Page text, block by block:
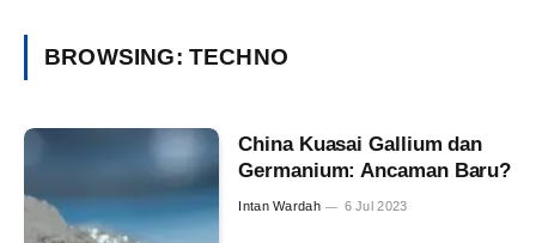
BROWSING: TECHNO
China Kuasai Gallium dan
Germanium: Ancaman Baru?
Intan Wardah 6 Jul 2023